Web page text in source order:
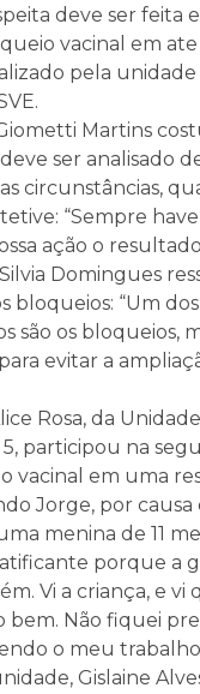
deve ser feita
vacinal em ate
pela unidade
Martins
ser analisado
circunstâncias,
“Sempre
ação o
Domingues
bloqueios: “Um
são os bloqueios,
evitar a
Rosa, da
participou na
vacinal em uma
Jorge, por causa
menina de 11
porque a
Vi a criança, e vi
bem. Não fiquei
o meu
Gislaine